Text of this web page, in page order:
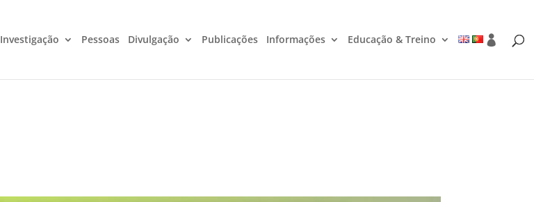
Investigação Pessoas Divulgação Publicações Informações Educação & Treino